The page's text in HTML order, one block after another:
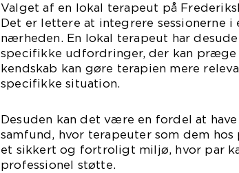
Valget af en lokal terapeut på
Det er lettere at integrere sessionerne i
nærheden. En lokal terapeut har
specifikke udfordringer, der kan
kendskab kan gøre terapien mere
specifikke situation.
Desuden kan det være en fordel at
samfund, hvor terapeuter som dem
et sikkert og fortroligt miljø, hvor par
professionel støtte.